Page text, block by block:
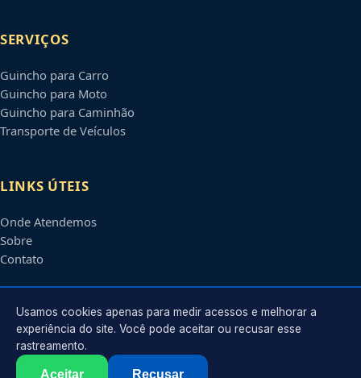
SERVIÇOS
Guincho para Carro
Guincho para Moto
Guincho para Caminhão
Transporte de Veículos
LINKS ÚTEIS
Onde Atendemos
Sobre
Contato
CONTATO
Atendimento em
contato@guinchosemvitoria.com.br
Usamos cookies apenas para medir acessos e melhorar a
experiência do site. Você pode aceitar ou recusar esse
rastreamento.
Aceitar Recusar